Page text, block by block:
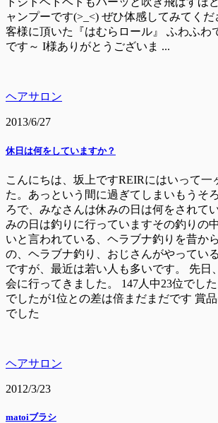
ャンプーです(>_<) ぜひ体感してみて
客様に頂いた『はむらロール』 ふわふわ
です～ I様ありがとうございま ...
ヘアサロン
2013/6/27
休日は何をしていますか？
こんにちは、坂上ですREIRにはいって一
た。あっという間に過ぎてしまいもうそ
ろで、みなさんは休みの日は何をされて
みの日は釣りに行っていますその釣りの
いと言われている、ヘラブナ釣りを昔か
の、ヘラブナ釣り、おじさんがやってい
ですが、最近は若い人も多いです。 先日
会に行ってきました。 147人中23位でし
でしたが1位との差は倍まだまだです 賞
でした
ヘアサロン
2012/3/23
matoiブラシ